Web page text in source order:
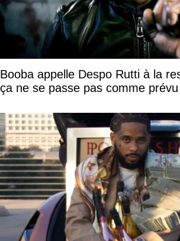
Booba appelle Despo Rutti à la
ça ne se passe pas comme prévu